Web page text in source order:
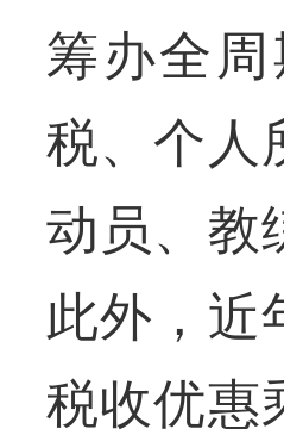
筹办全
税、个人
动员、教
此外，近
税收优惠